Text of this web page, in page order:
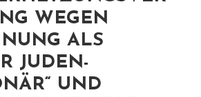
WEGEN B
ALS „
JUDEN-F
UND B